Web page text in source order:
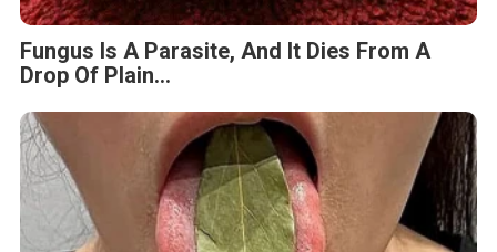
Fungus Is A Parasite, And It Dies From A
Drop Of Plain...